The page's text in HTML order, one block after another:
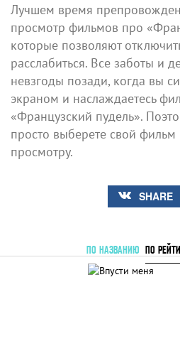
Лучшем время
просмотр фильмов про
которые позволяют
расслабиться. Все заботы и
невзгоды позади, когда вы
экраном и наслаждаетесь
«Французский пудель».
просто выберете свой фильм
просмотру.
SHARE
ПО НАЗВАНИЮ ПО